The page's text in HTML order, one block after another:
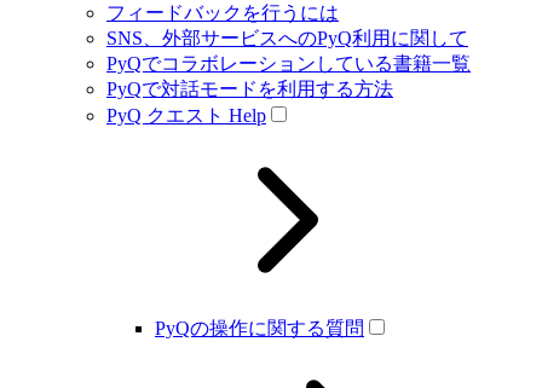
フィードバックを行うには
SNS、外部サービスへのPyQ利用に関して
PyQでコラボレーションしている書籍一覧
PyQで対話モードを利用する方法
PyQ クエスト Help
PyQの操作に関する質問